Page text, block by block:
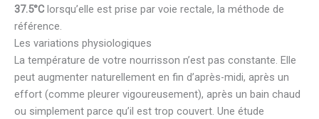
37.5°C lorsqu’elle est prise par voie rectale, la méthode de
référence.
Les variations physiologiques
La température de votre nourrisson n’est pas constante. Elle
peut augmenter naturellement en fin d’après-midi, après un
effort (comme pleurer vigoureusement), après un bain chaud
ou simplement parce qu’il est trop couvert. Une étude